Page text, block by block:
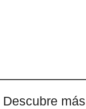
Descubre